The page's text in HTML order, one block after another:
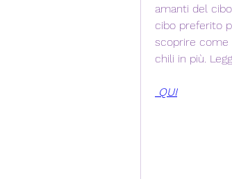
amanti del
cibo preferito
scoprire come
chili in più.
QUI